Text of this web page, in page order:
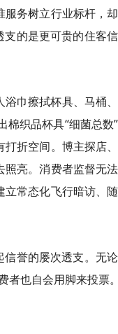
务树立行业标杆，
支的是更可贵的住客
浴巾擦拭杯具、马桶
织品杯具“细菌总数”
打折空间。博主探店
亮。消费者监督无
立常态化飞行暗访、
信誉的屡次透支。无
也自会用脚来投票。